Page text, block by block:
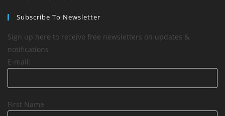
Subscribe To Newsletter
Sign up here to receive free newsletters on updates &
notifications
E-mail:
First Name